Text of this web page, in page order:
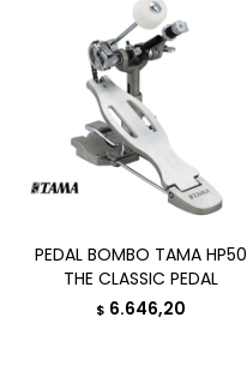
PEDAL BOMBO TAMA HP50
THE CLASSIC PEDAL
$ 6.646,20